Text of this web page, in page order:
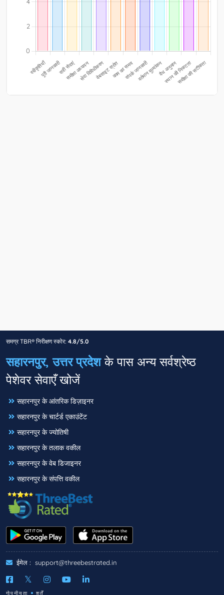
समग्र TBR® निरीक्षण स्कोर: 4.8/5.0
सहारनपुर, उत्तर प्रदेशके पास अन्य सर्वश्रेष्ठ
पेशेवर सेवाएँ खोजें
सहारनपुर के आंतरिक डिज़ाइनर
सहारनपुर के चार्टर्ड एकाउंटेंट
सहारनपुर के ज्योतिषी
सहारनपुर के तलाक वकील
सहारनपुर के वेब डिजाइनर
सहारनपुर के संपत्ति वकील
ईमेल : support@threebestrated.in
गोपनीयता शर्तें